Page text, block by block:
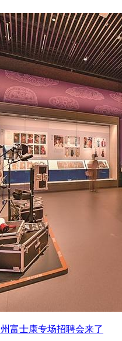
富士康专场招聘会来了